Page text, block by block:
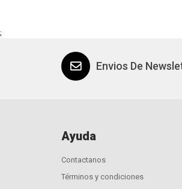
;
Envios De
Ayuda
Contactanos
Términos y condiciones